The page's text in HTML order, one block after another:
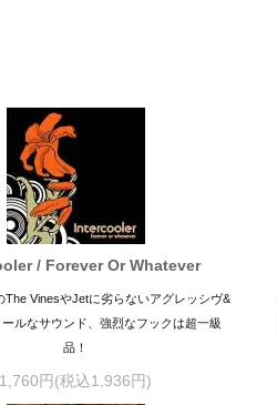
/ Forever Or Whatever
The VinesやJetに劣らないアグレッシヴ&
ルなサウンド、強烈なフックは超一級
品！
1,760円(税込1,936円)